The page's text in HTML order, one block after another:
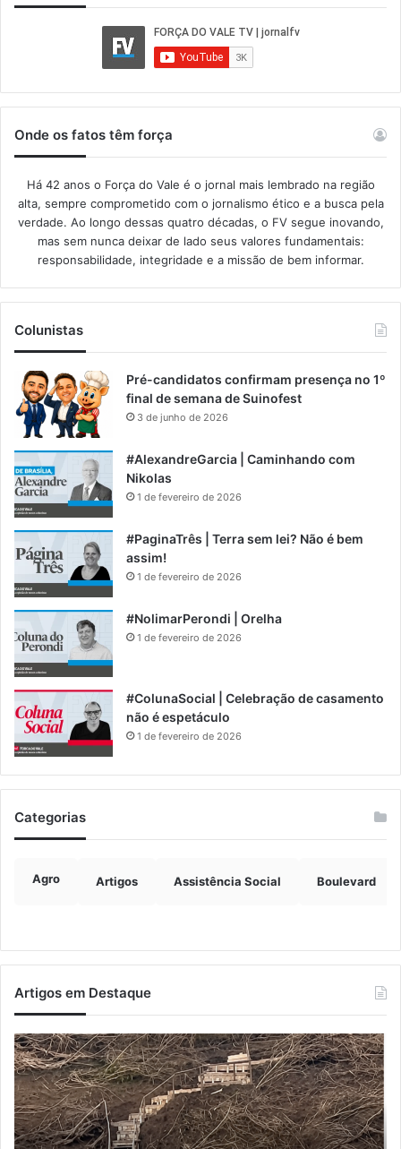
Onde os fatos têm força
Há 42 anos o Força do Vale é o jornal mais lembrado na região
alta, sempre comprometido com o jornalismo ético e a busca pela
verdade. Ao longo dessas quatro décadas, o FV segue inovando,
mas sem nunca deixar de lado seus valores fundamentais:
responsabilidade, integridade e a missão de bem informar.​
Colunistas
Pré-candidatos confirmam presença no 1º
final de semana de Suinofest
3 de junho de 2026
#AlexandreGarcia | Caminhando com
Nikolas
1 de fevereiro de 2026
#PaginaTrês | Terra sem lei? Não é bem
assim!
1 de fevereiro de 2026
#NolimarPerondi | Orelha
1 de fevereiro de 2026
#ColunaSocial | Celebração de casamento
não é espetáculo
1 de fevereiro de 2026
Categorias
Agro Artigos Assistência Social Boulevard
Artigos em Destaque
Turisvales
2026
recebe
1200
profissionais
do